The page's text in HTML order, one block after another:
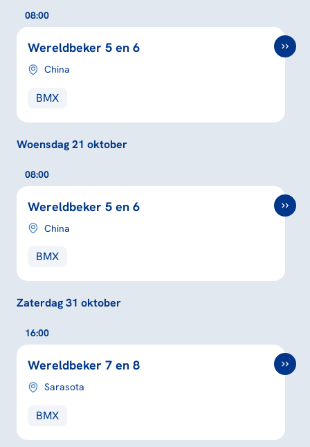
08:00
Wereldbeker 5 en 6
China
BMX
Woensdag 21 oktober
08:00
Wereldbeker 5 en 6
China
BMX
Zaterdag 31 oktober
16:00
Wereldbeker 7 en 8
Sarasota
BMX